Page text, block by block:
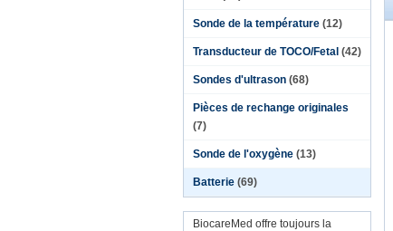
Sonde de la température (12)
Transducteur de TOCO/Fetal (42)
Sondes d'ultrason (68)
Pièces de rechange originales
(7)
Sonde de l'oxygène (13)
Batterie (69)
BiocareMed offre toujours la